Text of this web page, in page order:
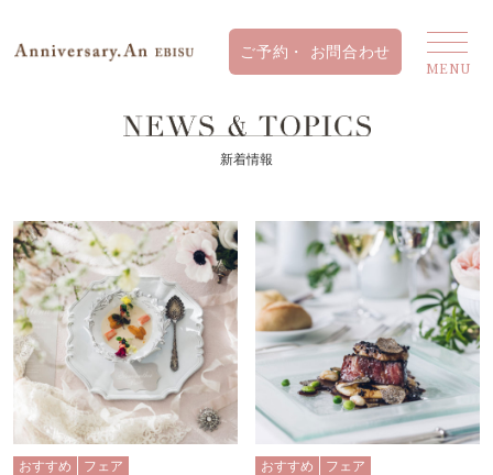
新着情報
おすすめ
フェア
おすすめ
フェア